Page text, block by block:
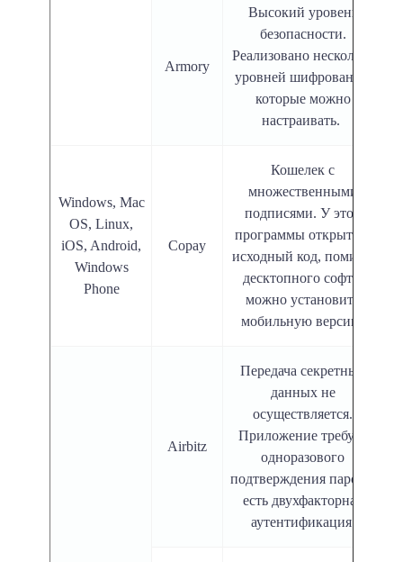
Armory
Высокий уровень
безопасности.
Реализовано несколько
уровней шифрования,
которые можно
настраивать.
Windows, Mac
OS, Linux,
iOS, Android,
Windows
Phone
Copay
Кошелек с
множественными
подписями. У этой
программы открытый
исходный код, помимо
десктопного софта,
можно установить
мобильную версию.
Airbitz
Передача секретных
данных не
осуществляется.
Приложение требует
одноразового
подтверждения пароля,
есть двухфакторная
аутентификация.